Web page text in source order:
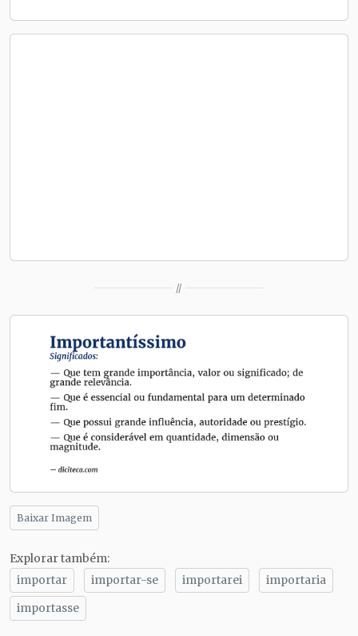
//
Baixar Imagem
Explorar também:
importar
importar-se importarei
importaria
importasse